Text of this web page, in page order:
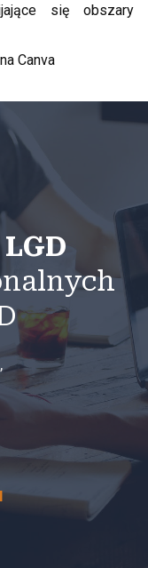
się obszary
Canva